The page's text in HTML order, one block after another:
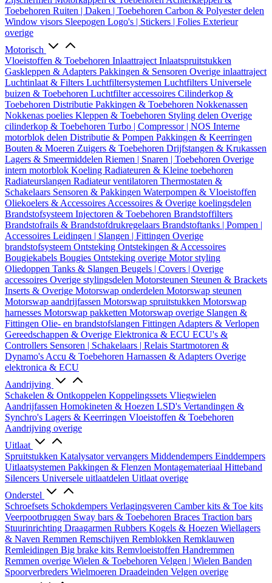
Toebehoren Ruiten | Daken | Toebehoren Carbon & Polyester delen
Window visors Sleepogen Logo's | Stickers | Folies Exterieur
overige
Motorisch
Vloeistoffen & Toebehoren Inlaattraject Inlaatspruitstukken
Gaskleppen & Adapters Pakkingen & Sensoren Overige inlaattraject
Luchtinlaat & Filters Luchtfiltersystemen Luchtfilters Universele
buizen & Toebehoren Luchtfilter accessoires Cilinderkop &
Toebehoren Distributie Pakkingen & Toebehoren Nokkenassen
Nokkenas poelies Kleppen & Toebehoren Styling delen Overige
cilinderkop & Toebehoren Turbo | Compressor | NOS Interne
motorblok delen Distributie & Pompen Pakkingen & Keerringen
Bouten & Moeren Zuigers & Toebehoren Drijfstangen & Krukassen
Lagers & Smeermiddelen Riemen | Snaren | Toebehoren Overige
intern motorblok Koeling Radiateuren & Kleine toebehoren
Radiateurslangen Radiateur ventilatoren Thermostaten &
Schakelaars Sensoren & Pakkingen Waterpompen & Vloeistoffen
Oliekoelers & Accessoires Accessoires & Overige koelingsdelen
Brandstofsysteem Injectoren & Toebehoren Brandstoffilters
Brandstofrails & Brandstofdrukregelaars Brandstoftanks | Pompen |
Accessoires Leidingen | Slangen | Fittingen Overige
brandstofsysteem Ontsteking Ontstekingen & Accessoires
Bougiekabels Bougies Ontsteking overige Motor styling
Oliedoppen Tanks & Slangen Beugels | Covers | Overige
accessoires Overige stylingsdelen Motorsteunen Steunen & Brackets
Inserts & Overige Motorswap onderdelen Motorswap steunen
Motorswap aandrijfassen Motorswap spruitstukken Motorswap
harnesses Motorswap pakketten Motorswap overige Slangen &
Fittingen Olie- en brandstofslangen Fittingen Adapters & Verlopen
Gereedschappen & Overige Elektronica & ECU ECU's &
Controllers Sensoren | Schakelaars | Relais Startmotoren &
Dynamo's Accu & Toebehoren Harnassen & Adapters Overige
elektronica & ECU
Aandrijving
Schakelen & Ontkoppelen Koppelingssets Vliegwielen
Aandrijfassen Homokineten & Hoezen LSD's Vertandingen &
Synchro's Lagers & Keerringen Vloeistoffen & Toebehoren
Aandrijving overige
Uitlaat
Spruitstukken Katalysator vervangers Middendempers Einddempers
Uitlaatsystemen Pakkingen & Flenzen Montagemateriaal Hitteband
Silencers Universele uitlaatdelen Uitlaat overige
Onderstel
Schroefsets Schokdempers Verlagingsveren Camber kits & Toe kits
Veerpootbruggen Sway bars & Toebehoren Braces Traction bars
Stuurinrichting Draagarmen Rubbers Kogels & Hoezen Wiellagers
& Naven Remmen Remschijven Remblokken Remklauwen
Remleidingen Big brake kits Remvloeistoffen Handremmen
Remmen overige Wielen & Toebehoren Velgen | Wielen Banden
Spoorverbreders Wielmoeren Draadeinden Velgen overige